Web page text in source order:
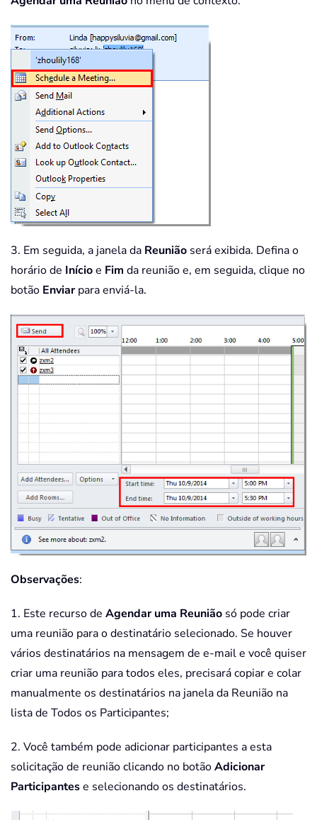
3. Em seguida, a janela da Reunião será exibida. Defina o
horário de Inícioe Fim da reunião e, em seguida, clique no
botão Enviarpara enviá-la.
Observações:
1. Este recurso de Agendar uma Reunião só pode criar
uma reunião para o destinatário selecionado. Se houver
vários destinatários na mensagem de e-mail e você quiser
criar uma reunião para todos eles, precisará copiar e colar
manualmente os destinatários na janela da Reunião na
lista de Todos os Participantes;
2. Você também pode adicionar participantes a esta
solicitação de reunião clicando no botãoAdicionar
Participantese selecionando os destinatários.